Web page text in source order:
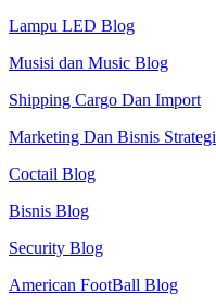
Lampu LED Blog
Musisi dan Music Blog
Shipping Cargo Dan Import
Marketing Dan Bisnis Strategi
Coctail Blog
Bisnis Blog
Security Blog
American FootBall Blog